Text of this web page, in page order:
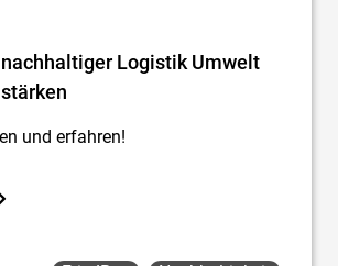
Logistik Umwelt
und erfahren!